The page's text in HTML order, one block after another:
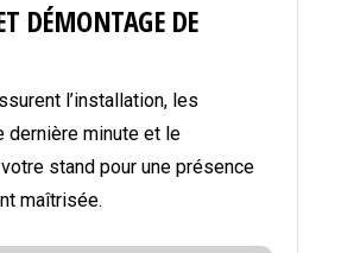
DÉMONTAGE DE
l’installation, les
dernière minute et le
stand pour une présence
maîtrisée.